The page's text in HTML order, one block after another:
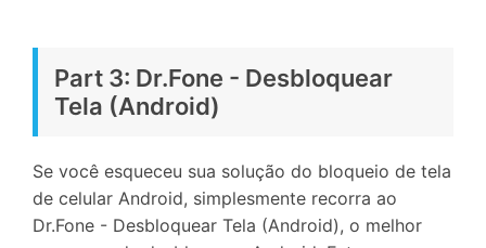
Part 3: Dr.Fone - Desbloquear
Tela (Android)
Se você esqueceu sua solução do bloqueio de tela
de celular Android, simplesmente recorra ao
Dr.Fone - Desbloquear Tela (Android), o melhor